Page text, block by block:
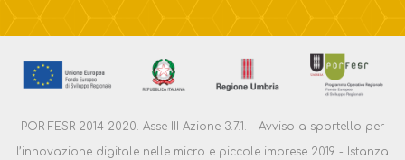
POR FESR 2014-2020. Asse III Azione 3.7.1. - Avviso a sportello per
l’innovazione digitale nelle micro e piccole imprese 2019 - Istanza